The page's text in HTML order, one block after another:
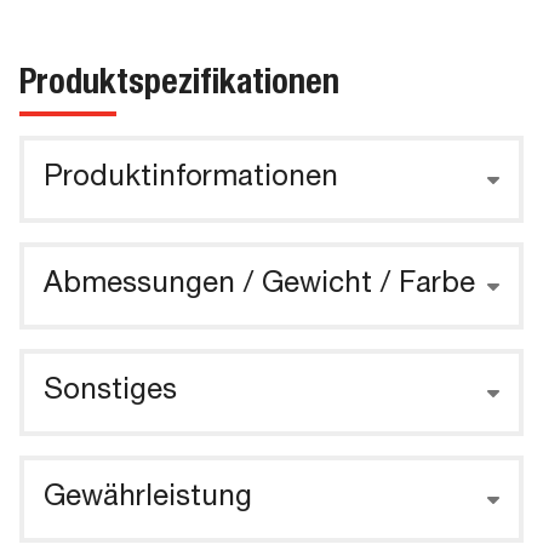
Produktspezifikationen
Produktinformationen
Abmessungen / Gewicht / Farbe
Sonstiges
Gewährleistung